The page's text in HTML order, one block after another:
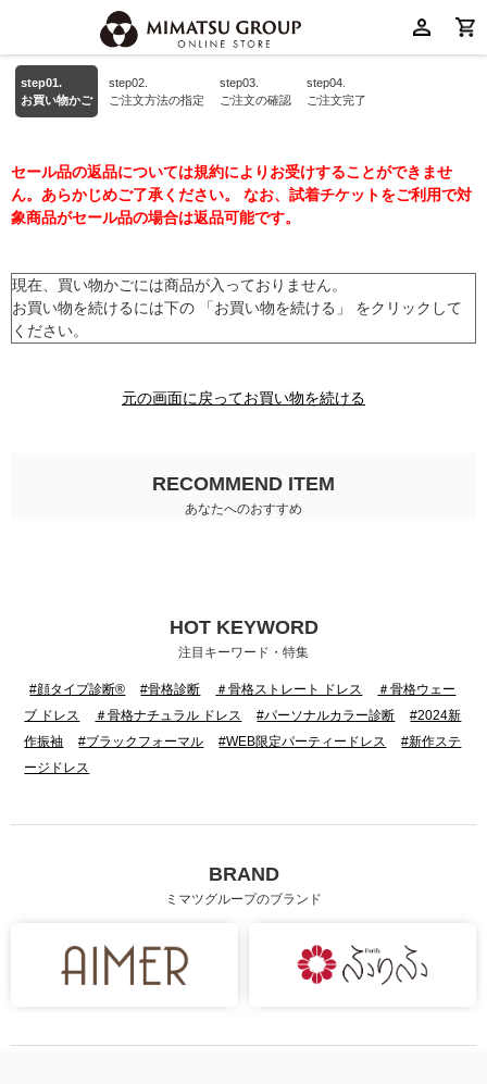
step01.
お買い物かご
step02.
ご注文方法の指定
step03.
ご注文の確認
step04.
ご注文完了
セール品の返品については規約によりお受けすることができませ
ん。あらかじめご了承ください。 なお、試着チケットをご利用で対
象商品がセール品の場合は返品可能です。
現在、買い物かごには商品が入っておりません。
お買い物を続けるには下の 「お買い物を続ける」 をクリックして
ください。
元の画面に戻ってお買い物を続ける
RECOMMEND ITEM
あなたへのおすすめ
HOT KEYWORD
注目キーワード・特集
#顔タイプ診断® #骨格診断 ＃骨格ストレート ドレス
＃骨格ウェー
ブ ドレス
＃骨格ナチュラル ドレス #パーソナルカラー診断
#2024新
作振袖
#ブラックフォーマル #WEB限定パーティードレス
#新作ステ
ージドレス
BRAND
ミマツグループのブランド